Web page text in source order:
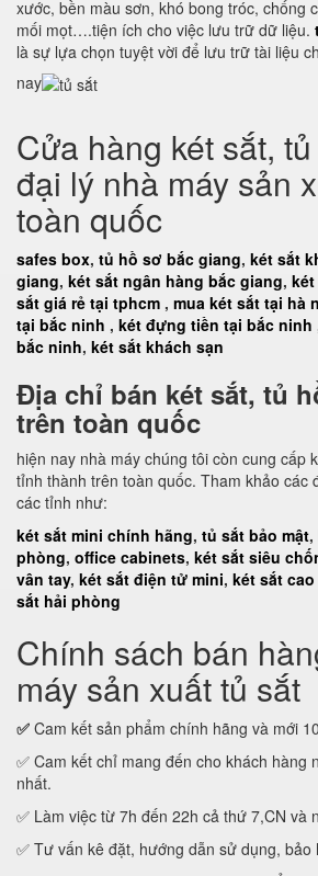
xước, bền màu sơn, khó bong tróc, chống
mối mọt….tiện ích cho việc lưu trữ dữ liệu.
là sự lựa chọn tuyệt vời để lưu trữ tài liệu
nay
Cửa hàng két sắt,
đại lý nhà máy sản
toàn quốc
safes box, tủ hồ sơ bắc giang, két sắt
giang, két sắt ngân hàng bắc giang,
sắt giá rẻ tại tphcm , mua két sắt tại hà
tại bắc ninh , két đựng tiền tại bắc ninh
bắc ninh, két sắt khách sạn
Địa chỉ bán két sắt, tủ
trên toàn quốc
hiện nay nhà máy chúng tôi còn cung cấp
tỉnh thành trên toàn quốc. Tham khảo các
các tỉnh như:
két sắt mini chính hãng, tủ sắt bảo mật,
phòng, office cabinets, két sắt siêu
vân tay, két sắt điện tử mini, két sắt cao
sắt hải phòng
Chính sách bán
máy sản xuất tủ sắt
✅ Cam kết sản phẩm chính hãng và mới
✅ Cam kết chỉ mang đến cho khách hàng
nhất.
✅ Làm việc từ 7h đến 22h cả thứ 7,CN và
✅ Tư vấn kê đặt, hướng dẫn sử dụng,